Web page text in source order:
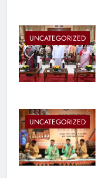
UNCATEGORIZED
UNCATEGORIZED